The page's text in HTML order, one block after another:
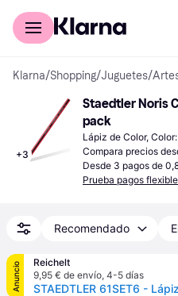
Comprar con Klarna
Klarna/Shopping/Juguetes/
+3
Staedtler Noris
pack
Lápiz de Color,
Compara precios
Desde 3 pagos de
Prueba pagos
Recomendado
Anuncio
Reichelt
9,95 € de envío, 4-5 días